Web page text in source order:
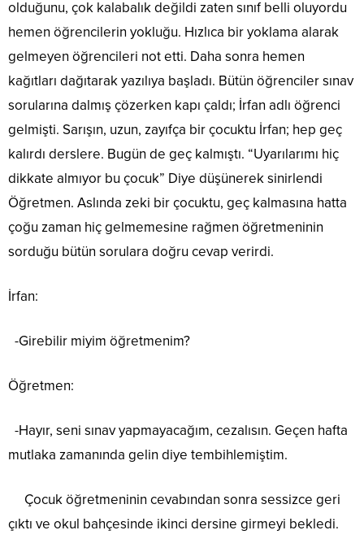
olduğunu, çok kalabalık değildi zaten sınıf belli oluyordu
hemen öğrencilerin yokluğu. Hızlıca bir yoklama alarak
gelmeyen öğrencileri not etti. Daha sonra hemen
kağıtları dağıtarak yazılıya başladı. Bütün öğrenciler sınav
sorularına dalmış çözerken kapı çaldı; İrfan adlı öğrenci
gelmişti. Sarışın, uzun, zayıfça bir çocuktu İrfan; hep geç
kalırdı derslere. Bugün de geç kalmıştı. “Uyarılarımı hiç
dikkate almıyor bu çocuk” Diye düşünerek sinirlendi
Öğretmen. Aslında zeki bir çocuktu, geç kalmasına hatta
çoğu zaman hiç gelmemesine rağmen öğretmeninin
sorduğu bütün sorulara doğru cevap verirdi.
İrfan:
-Girebilir miyim öğretmenim?
Öğretmen:
-Hayır, seni sınav yapmayacağım, cezalısın. Geçen hafta
mutlaka zamanında gelin diye tembihlemiştim.
Çocuk öğretmeninin cevabından sonra sessizce geri
çıktı ve okul bahçesinde ikinci dersine girmeyi bekledi.